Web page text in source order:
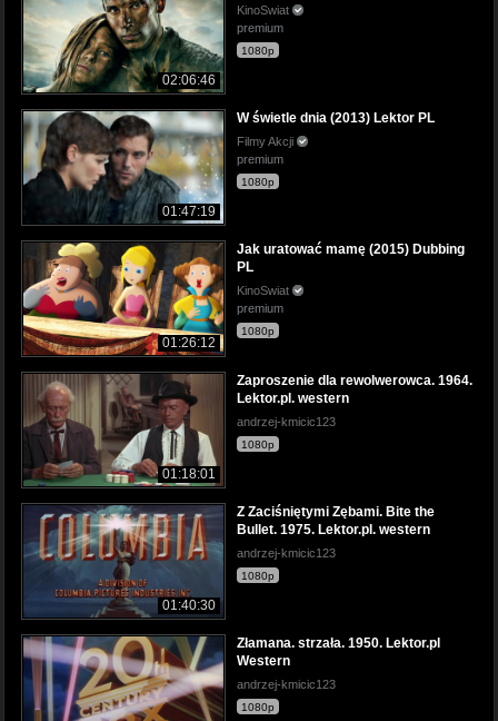
02:06:46
KinoSwiat
premium
1080p
01:47:19
W świetle dnia (2013) Lektor PL
Filmy Akcji
premium
1080p
01:26:12
Jak uratować mamę (2015) Dubbing
PL
KinoSwiat
premium
1080p
01:18:01
Zaproszenie dla rewolwerowca. 1964.
Lektor.pl. western
andrzej-kmicic123
1080p
01:40:30
Z Zaciśniętymi Zębami. Bite the
Bullet. 1975. Lektor.pl. western
andrzej-kmicic123
1080p
Złamana. strzała. 1950. Lektor.pl
Western
andrzej-kmicic123
1080p